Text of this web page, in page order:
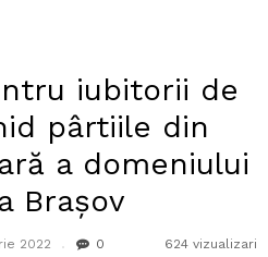
iubitorii de
pârtiile din
a domeniului
Brașov
2022 0 624 vizualizari